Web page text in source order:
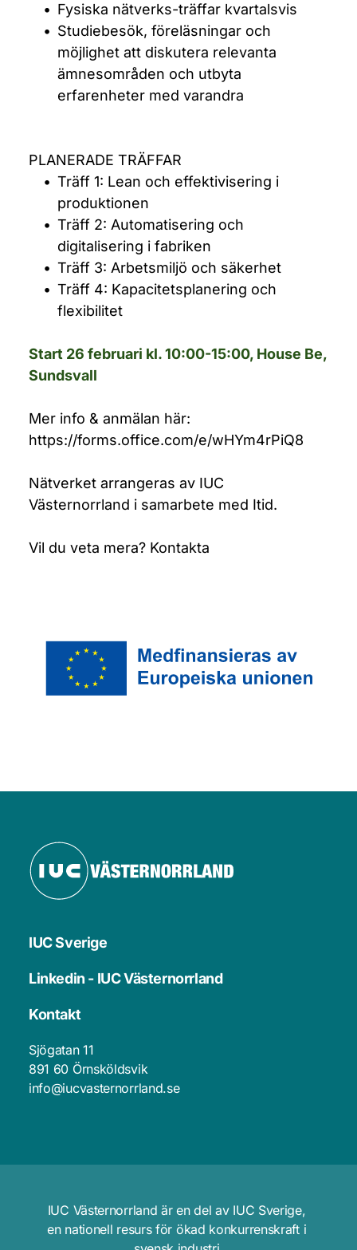
Fysiska nätverks-träffar kvartalsvis
Studiebesök, föreläsningar och
möjlighet att diskutera relevanta
ämnesområden och utbyta
erfarenheter med varandra
PLANERADE TRÄFFAR
Träff 1: Lean och effektivisering i
produktionen
Träff 2: Automatisering och
digitalisering i fabriken
Träff 3: Arbetsmiljö och säkerhet
Träff 4: Kapacitetsplanering och
flexibilitet
Start 26 februari kl. 10:00-15:00, House Be,
Sundsvall
https://forms.office.com/e/wHYm4rPiQ8
Nätverket arrangeras av IUC
Västernorrland i samarbete med Itid.
Vil du veta mera? Kontakta
IUC Sverige
Linkedin - IUC Västernorrland
Kontakt
Sjögatan 11
891 60 Örnsköldsvik
info@iucvasternorrland.se
IUC Västernorrland är en del av IUC Sverige,
en nationell resurs för ökad konkurrenskraft i